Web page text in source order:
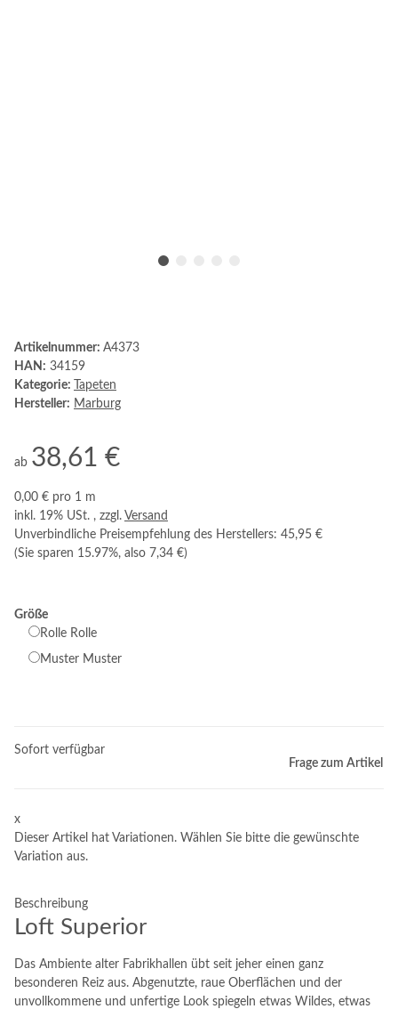
Artikelnummer: A4373
HAN: 34159
Kategorie:
Tapeten
Hersteller: Marburg
ab 38,61 €
0,00 € pro 1 m
inkl. 19% USt. , zzgl. Versand
Unverbindliche Preisempfehlung des Herstellers: 45,95 €
(Sie sparen 15.97%, also 7,34 €)
Größe
Rolle Rolle
Muster Muster
Sofort verfügbar
Frage zum Artikel
x
Dieser Artikel hat Variationen. Wählen Sie bitte die gewünschte
Variation aus.
Beschreibung
Loft Superior
Das Ambiente alter Fabrikhallen übt seit jeher einen ganz
besonderen Reiz aus. Abgenutzte, raue Oberflächen und der
unvollkommene und unfertige Look spiegeln etwas Wildes, etwas